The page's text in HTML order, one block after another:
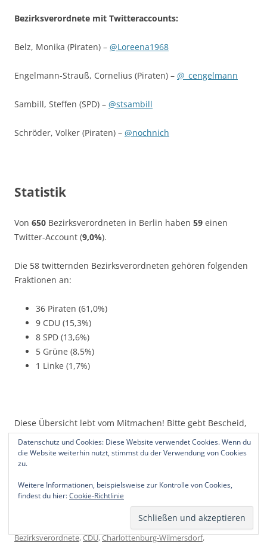
Bezirksverordnete mit Twitteraccounts:
Belz, Monika (Piraten) – @Loreena1968
Engelmann-Strauß, Cornelius (Piraten) – @_cengelmann
Sambill, Steffen (SPD) – @stsambill
Schröder, Volker (Piraten) – @nochnich
Statistik
Von 650 Bezirksverordneten in Berlin haben 59 einen
Twitter-Account (9,0%).
Die 58 twitternden Bezirksverordneten gehören folgenden
Fraktionen an:
36 Piraten (61,0%)
9 CDU (15,3%)
8 SPD (13,6%)
5 Grüne (8,5%)
1 Linke (1,7%)
Diese Übersicht lebt vom Mitmachen! Bitte gebt Bescheid,
wenn ich einen Account übersehen habe.
Danke für Hinweise: @wally44, @MiWind, @TinaSchwarzer,
@fhatti, @thorstenreschke, @micsh0w
1.02.2012vonThorstenunterPolitik,PR-
Social Mediaveröffentlicht. Schlagwörter:
Bezirksverordnete,CDU,Charlottenburg-Wilmersdorf,
Datenschutz und Cookies: Diese Website verwendet Cookies. Wenn du
die Website weiterhin nutzt, stimmst du der Verwendung von Cookies
zu.
Weitere Informationen, beispielsweise zur Kontrolle von Cookies,
findest du hier:Cookie-Richtlinie